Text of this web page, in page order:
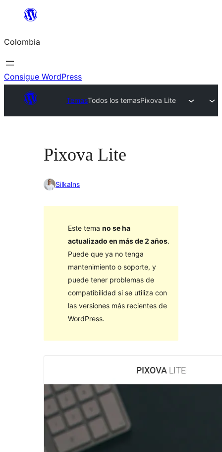
Saltar
contenido
Colombia
Consigue WordPress
TemasTodos los temasPixova Lite
Pixova Lite
Silkalns
Este tema no se ha
actualizado en más de 2 años.
Puede que ya no tenga
mantenimiento o soporte, y
puede tener problemas de
compatibilidad si se utiliza con
las versiones más recientes de
WordPress.